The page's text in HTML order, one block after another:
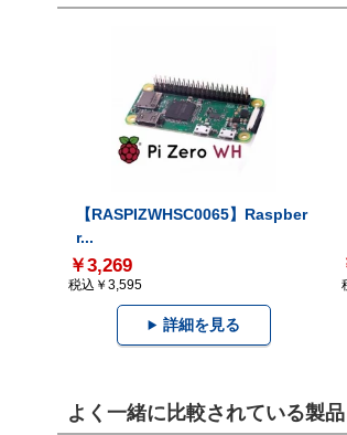
【RASPIZWHSC0065】Raspber
r...
￥3,269
税込￥3,595
詳細を見る
よく一緒に比較されている製品